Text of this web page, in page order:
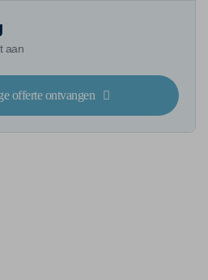
aan
offerte ontvangen